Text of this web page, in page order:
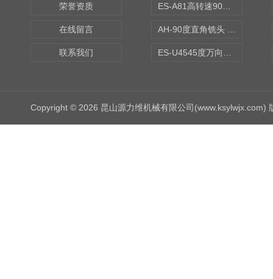
荣誉资质
在线留言
联系我们
Copyright © 2026 昆山源力维机械有限公司(www.ksylwjx.com)